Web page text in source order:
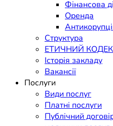
Фінансова
Оренда
Структура
ЕТИЧНИЙ
Історія закладу
Вакансії
Послуги
Види послуг
Платні послуги
Публічний